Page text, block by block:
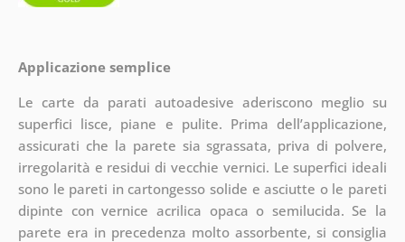
Applicazione semplice
Le carte da parati autoadesive aderiscono meglio su
superfici lisce, piane e pulite. Prima dell’applicazione,
assicurati che la parete sia sgrassata, priva di polvere,
irregolarità e residui di vecchie vernici. Le superfici ideali
sono le pareti in cartongesso solide e asciutte o le pareti
dipinte con vernice acrilica opaca o semilucida. Se la
parete era in precedenza molto assorbente, si consiglia